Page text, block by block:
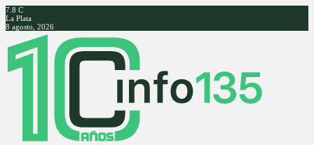
7.8 C
La Plata
8 agosto, 2026
Facebook
Twitter
Instagram
Youtube